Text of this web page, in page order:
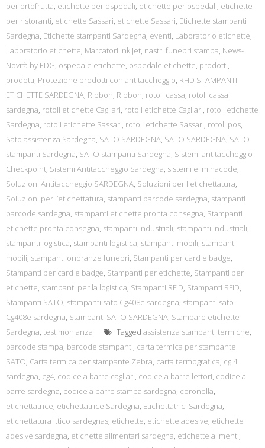
per ortofrutta, etichette per ospedali, etichette per ospedali, etichette
per ristoranti, etichette Sassari, etichette Sassari, Etichette stampanti
Sardegna, Etichette stampanti Sardegna, eventi, Laboratorio etichette,
Laboratorio etichette, Marcatori Ink Jet, nastri funebri stampa, News-
Novità by EDG, ospedale etichette, ospedale etichette, prodotti,
prodotti, Protezione prodotti con antitaccheggio, RFID STAMPANTI
ETICHETTE SARDEGNA, Ribbon, Ribbon, rotoli cassa, rotoli cassa
sardegna, rotoli etichette Cagliari, rotoli etichette Cagliari, rotoli etichette
Sardegna, rotoli etichette Sassari, rotoli etichette Sassari, rotoli pos,
Sato assistenza Sardegna, SATO SARDEGNA, SATO SARDEGNA, SATO
stampanti Sardegna, SATO stampanti Sardegna, Sistemi antitaccheggio
Checkpoint, Sistemi Antitaccheggio Sardegna, sistemi eliminacode,
Soluzioni Antitaccheggio SARDEGNA, Soluzioni per l'etichettatura,
Soluzioni per l’etichettatura, stampanti barcode sardegna, stampanti
barcode sardegna, stampanti etichette pronta consegna, Stampanti
etichette pronta consegna, stampanti industriali, stampanti industriali,
stampanti logistica, stampanti logistica, stampanti mobili, stampanti
mobili, stampanti onoranze funebri, Stampanti per card e badge,
Stampanti per card e badge, Stampanti per etichette, Stampanti per
etichette, stampanti per la logistica, Stampanti RFID, Stampanti RFID,
Stampanti SATO, stampanti sato Cg408e sardegna, stampanti sato
Cg408e sardegna, Stampanti SATO SARDEGNA, Stampare etichette
Sardegna, testimonianza Tagged assistenza stampanti termiche,
barcode stampa, barcode stampanti, carta termica per stampante
SATO, Carta termica per stampante Zebra, carta termografica, cg 4
sardegna, cg4, codice a barre cagliari, codice a barre lettori, codice a
barre sardegna, codice a barre stampa sardegna, coronella,
etichettatrice, etichettatrice Sardegna, Etichettatrici Sardegna,
etichettatura ittico sardegnas, etichette, etichette adesive, etichette
adesive sardegna, etichette alimentari sardegna, etichette alimenti,